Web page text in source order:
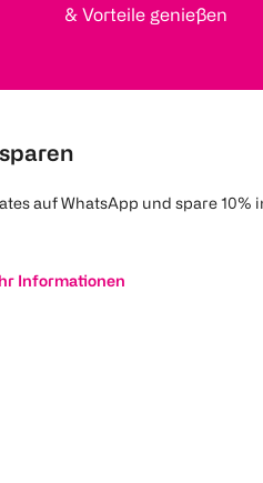
& Vorteile genießen
auf WhatsApp und spare 10%
Informationen